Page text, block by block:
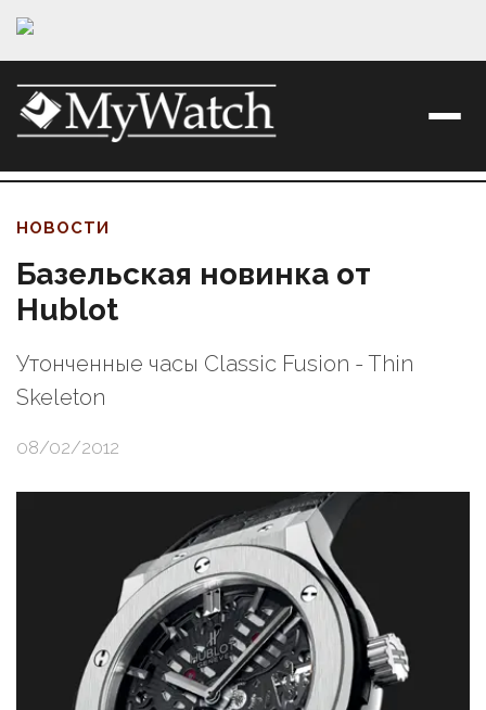
НОВОСТИ
Базельская новинка от
Hublot
Утонченные часы Classic Fusion - Thin
Skeleton
08/02/2012